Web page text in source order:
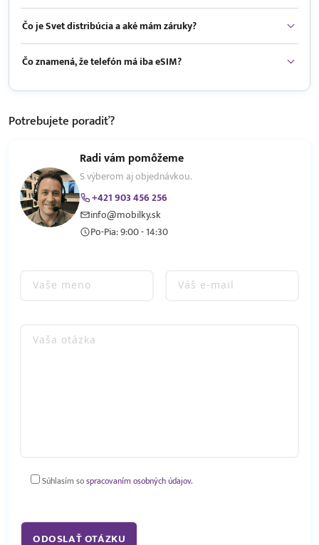
Čo je Svet distribúcia a aké mám záruky?
Čo znamená, že telefón má iba eSIM?
Potrebujete poradiť?
Radi vám pomôžeme
S výberom aj objednávkou.
+421 903 456 256
info@mobilky.sk
Po-Pia: 9:00 - 14:30
Súhlasím sospracovaním osobných údajov.